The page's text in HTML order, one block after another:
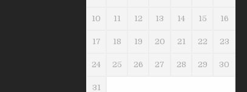
10 11 12 13 14 15 16
17 18 19 20 21 22 23
24 25 26 27 28 29 30
31